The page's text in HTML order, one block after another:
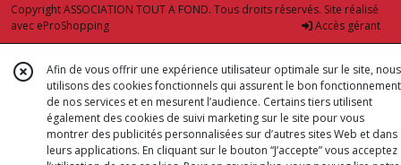
Copyright ASSOCIATION TOUT A FOND. Tous droits réservés. Site réalisé
avec eProShopping Accès gérant
Afin de vous offrir une expérience utilisateur optimale sur le site, nous
utilisons des cookies fonctionnels qui assurent le bon fonctionnement
de nos services et en mesurent l’audience. Certains tiers utilisent
également des cookies de suivi marketing sur le site pour vous
montrer des publicités personnalisées sur d’autres sites Web et dans
leurs applications. En cliquant sur le bouton “J’accepte” vous acceptez